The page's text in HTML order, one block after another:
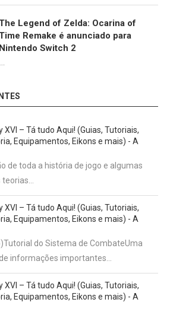
The Legend of Zelda: Ocarina of
Time Remake é anunciado para
Nintendo Switch 2
XVI – Tá tudo Aqui! (Guias, Tutoriais,
Equipamentos, Eikons e mais) - A
de toda a história de jogo e algumas
XVI – Tá tudo Aqui! (Guias, Tutoriais,
Equipamentos, Eikons e mais) - A
do Sistema de CombateUma
informações importantes…
XVI – Tá tudo Aqui! (Guias, Tutoriais,
Equipamentos, Eikons e mais) - A